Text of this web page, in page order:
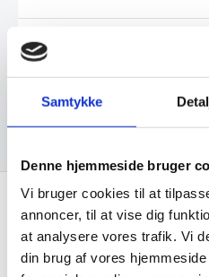
Samtykke
Denne hjemmeside bruger
Vi bruger cookies til at
annoncer, til at vise dig
at analysere vores trafik. Vi
din brug af vores
Christopher
Få de bedste